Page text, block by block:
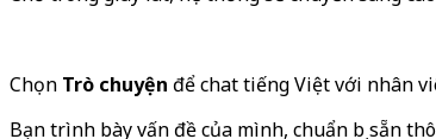
Chọn Trò chuyện để chat tiếng Việt với nhân
Bạn trình bày vấn đề của mình, chuẩn bị sẵn